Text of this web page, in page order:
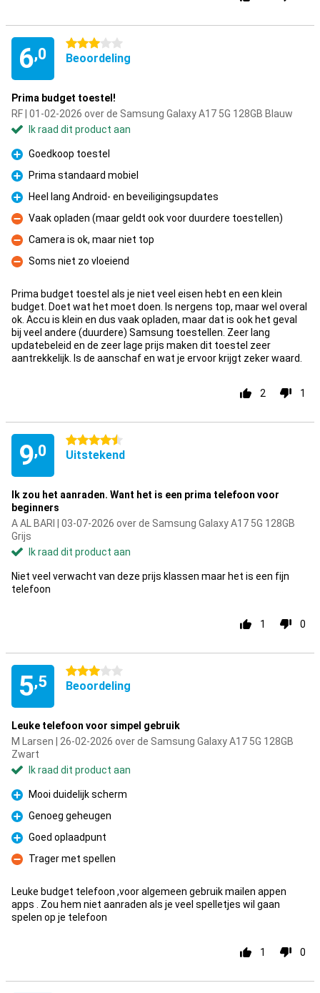
6,0
3 sterren
Beoordeling
Prima budget toestel!
RF | 01-02-2026 over de Samsung Galaxy A17 5G 128GB Blauw
Ik raad dit product aan
Pluspunt
Goedkoop toestel
Pluspunt
Prima standaard mobiel
Pluspunt
Heel lang Android- en beveiligingsupdates
Minpunt
Vaak opladen (maar geldt ook voor duurdere toestellen)
Minpunt
Camera is ok, maar niet top
Minpunt
Soms niet zo vloeiend
Prima budget toestel als je niet veel eisen hebt en een klein
budget. Doet wat het moet doen. Is nergens top, maar wel overal
ok. Accu is klein en dus vaak opladen, maar dat is ook het geval
bij veel andere (duurdere) Samsung toestellen. Zeer lang
updatebeleid en de zeer lage prijs maken dit toestel zeer
aantrekkelijk. Is de aanschaf en wat je ervoor krijgt zeker waard.
2 1
9,0
4.5 sterren
Uitstekend
Ik zou het aanraden. Want het is een prima telefoon voor
beginners
A AL BARI | 03-07-2026 over de Samsung Galaxy A17 5G 128GB
Grijs
Ik raad dit product aan
Niet veel verwacht van deze prijs klassen maar het is een fijn
telefoon
1 0
5,5
3 sterren
Beoordeling
Leuke telefoon voor simpel gebruik
M Larsen | 26-02-2026 over de Samsung Galaxy A17 5G 128GB
Zwart
Ik raad dit product aan
Pluspunt
Mooi duidelijk scherm
Pluspunt
Genoeg geheugen
Pluspunt
Goed oplaadpunt
Minpunt
Trager met spellen
Leuke budget telefoon ,voor algemeen gebruik mailen appen
apps . Zou hem niet aanraden als je veel spelletjes wil gaan
spelen op je telefoon
1 0